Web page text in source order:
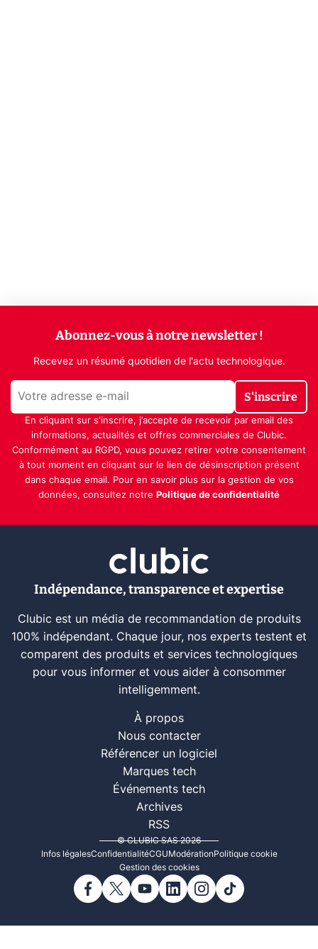
Abonnez-vous à notre newsletter !
Recevez un résumé quotidien de l'actu technologique.
S'inscrire
En cliquant sur s'inscrire, j’accepte de recevoir par email des
informations, actualités et offres commerciales de Clubic.
Conformément au RGPD, vous pouvez retirer votre consentement
à tout moment en cliquant sur le lien de désinscription présent
dans chaque email. Pour en savoir plus sur la gestion de vos
données, consultez notre Politique de confidentialité
Indépendance, transparence et expertise
Clubic est un média de recommandation de produits
100% indépendant. Chaque jour, nos experts testent et
comparent des produits et services technologiques
pour vous informer et vous aider à consommer
intelligemment.
À propos
Nous contacter
Référencer un logiciel
Marques tech
Événements tech
Archives
RSS
© CLUBIC SAS 2026
Infos légalesConfidentialitéCGUModérationPolitique cookie
Gestion des cookies